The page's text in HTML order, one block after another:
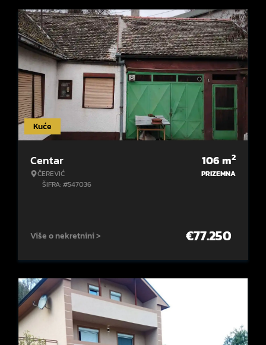
Kuće
Centar
ČEREVIĆ
ŠIFRA: #547036
106m2
PRIZEMNA
Više o nekretnini > €77.250